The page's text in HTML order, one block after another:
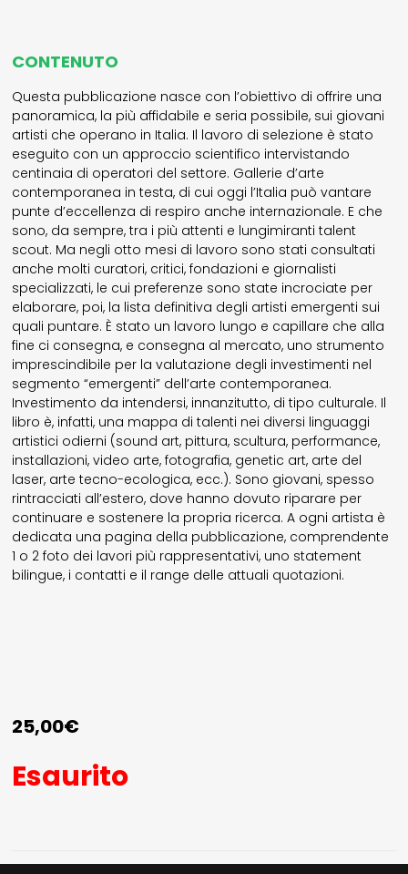
CONTENUTO
Questa pubblicazione nasce con l’obiettivo di offrire una
panoramica, la più affidabile e seria possibile, sui giovani
artisti che operano in Italia. Il lavoro di selezione è stato
eseguito con un approccio scientifico intervistando
centinaia di operatori del settore. Gallerie d’arte
contemporanea in testa, di cui oggi l’Italia può vantare
punte d’eccellenza di respiro anche internazionale. E che
sono, da sempre, tra i più attenti e lungimiranti talent
scout. Ma negli otto mesi di lavoro sono stati consultati
anche molti curatori, critici, fondazioni e giornalisti
specializzati, le cui preferenze sono state incrociate per
elaborare, poi, la lista definitiva degli artisti emergenti sui
quali puntare. È stato un lavoro lungo e capillare che alla
fine ci consegna, e consegna al mercato, uno strumento
imprescindibile per la valutazione degli investimenti nel
segmento “emergenti” dell’arte contemporanea.
Investimento da intendersi, innanzitutto, di tipo culturale. Il
libro è, infatti, una mappa di talenti nei diversi linguaggi
artistici odierni (sound art, pittura, scultura, performance,
installazioni, video arte, fotografia, genetic art, arte del
laser, arte tecno-ecologica, ecc.). Sono giovani, spesso
rintracciati all’estero, dove hanno dovuto riparare per
continuare e sostenere la propria ricerca. A ogni artista è
dedicata una pagina della pubblicazione, comprendente
1 o 2 foto dei lavori più rappresentativi, uno statement
bilingue, i contatti e il range delle attuali quotazioni.
25,00€
Esaurito